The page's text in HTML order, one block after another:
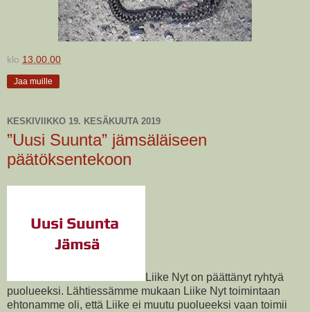
klo 13.00.00
Jaa muille
KESKIVIIKKO 19. KESÄKUUTA 2019
”Uusi Suunta” jämsäläiseen
päätöksentekoon
Liike Nyt on päättänyt ryhtyä
puolueeksi. Lähtiessämme mukaan Liike Nyt toimintaan
ehtonamme oli, että Liike ei muutu puolueeksi vaan toimii